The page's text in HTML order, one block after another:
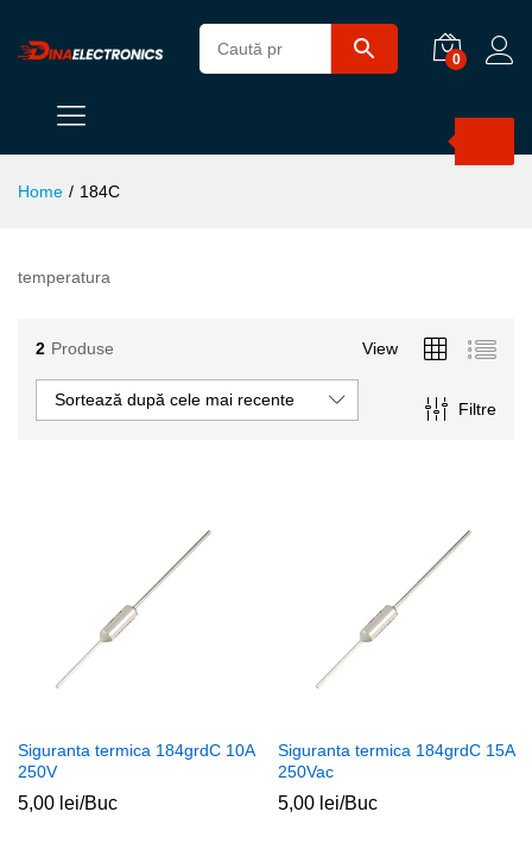
0
Home / 184C
temperatura
2 Produse View
Filtre
Sortează după cele mai recente
Siguranta termica 184grdC 10A
250V
5,00 lei/Buc
Siguranta termica 184grdC 15A
250Vac
5,00 lei/Buc